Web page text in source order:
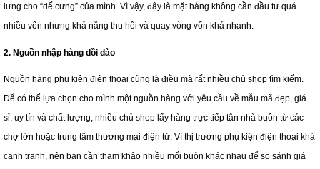
lưng cho “dế cưng” của mình. Vì vậy, đây là mặt hàng không cần đầu tư quá
nhiều vốn nhưng khả năng thu hồi và quay vòng vốn khá nhanh.
2. Nguồn nhập hàng dồi dào
Nguồn hàng phụ kiện điện thoại cũng là điều mà rất nhiều chủ shop tìm kiếm.
Để có thể lựa chọn cho mình một nguồn hàng với yêu cầu về mẫu mã đẹp, giá
sỉ, uy tín và chất lượng, nhiều chủ shop lấy hàng trực tiếp tận nhà buôn từ các
chợ lớn hoặc trung tâm thương mại điện tử. Vì thị trường phụ kiện điện thoại khá
cạnh tranh, nên bạn cần tham khảo nhiều mối buôn khác nhau để so sánh giá